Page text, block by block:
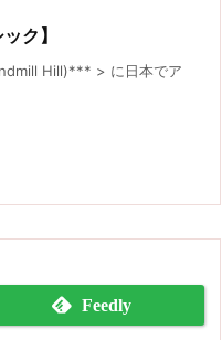
ク】
Hill)*** > に日本でア
Feedly